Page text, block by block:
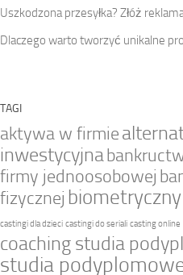
Uszkodzona przesyłka? Złóż
Dlaczego warto tworzyć unikalne
TAGI
aktywa w firmie
inwestycyjna
firmy jednoosobowej
fizycznej
castingi dla dzieci castingi do seriali casting online
coaching studia
studia